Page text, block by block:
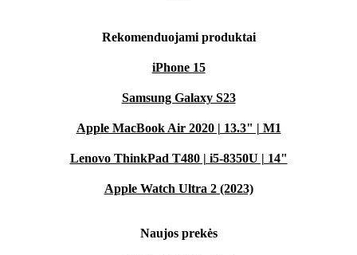
Rekomenduojami produktai
iPhone 15
Samsung Galaxy S23
Apple MacBook Air 2020 | 13.3" | M1
Lenovo ThinkPad T480 | i5-8350U | 14"
Apple Watch Ultra 2 (2023)
Naujos prekės